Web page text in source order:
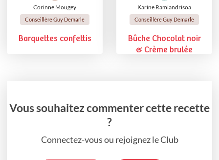
Corinne Mougey
Conseillère Guy Demarle
Barquettes confettis
Karine Ramiandrisoa
Conseillère Guy Demarle
Bûche Chocolat noir
& Crème brulée
Vous souhaitez commenter cette recette
?
Connectez-vous ou rejoignez le Club